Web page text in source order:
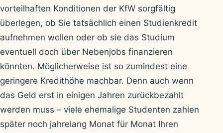
vorteilhaften Konditionen der KfW sorgfältig
überlegen, ob Sie tatsächlich einen Studienkredit
aufnehmen wollen oder ob sie das Studium
eventuell doch über Nebenjobs finanzieren
könnten. Möglicherweise ist so zumindest eine
geringere Kredithöhe machbar. Denn auch wenn
das Geld erst in einigen Jahren zurückbezahlt
werden muss – viele ehemalige Studenten zahlen
später noch jahrelang Monat für Monat Ihren